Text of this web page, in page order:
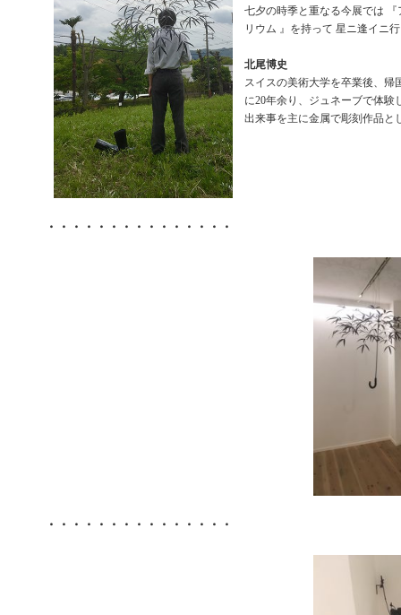
七夕の時季と重なる今展では
リウム 』を持って 星ニ逢イニ
北尾博史
スイスの美術大学を卒業後、帰
に20年余り、ジュネーブで体験
出来事を主に金属で彫刻作品と
・・・・・・・・・・・・・・・
・・・・・・・・・・・・・・・